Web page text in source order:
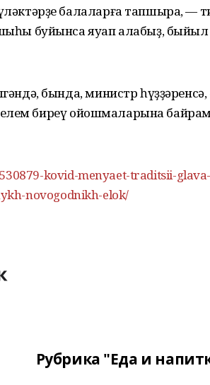
балаларға тапшыра, —
буйынса яуап алабыҙ, быйыл
бында, министр һүҙҙәренсә,
белем биреү ойошмаларына
kovid-menyaet-traditsii-
novogodnikh-elok/
Рубрика "Еда и